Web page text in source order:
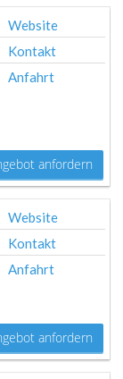
Website
Kontakt
Anfahrt
anfordern
Website
Kontakt
Anfahrt
anfordern